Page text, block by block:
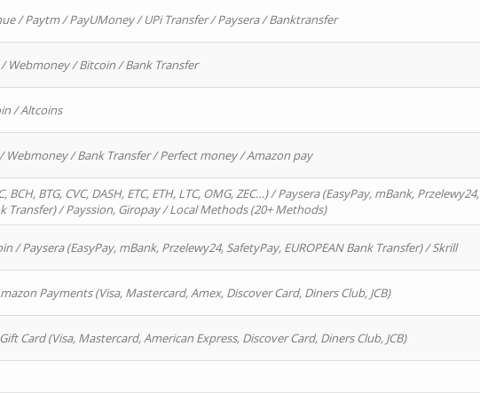
/ Paytm / PayUMoney / UPi Transfer / Paysera / Banktransfer
Webmoney / Bitcoin / Bank Transfer
/ Altcoins
Webmoney / Bank Transfer / Perfect money / Amazon pay
BTG, CVC, DASH, ETC, ETH, LTC, OMG, ZEC…) / Paysera (EasyPay, mBank, Przelewy24,
Transfer) / Payssion, Giropay / Local Methods (20+ Methods)
/ Paysera (EasyPay, mBank, Przelewy24, SafetyPay, EUROPEAN Bank Transfer) / Skrill
Payments (Visa, Mastercard, Amex, Discover Card, Diners Club, JCB)
Card (Visa, Mastercard, American Express, Discover Card, Diners Club, JCB)